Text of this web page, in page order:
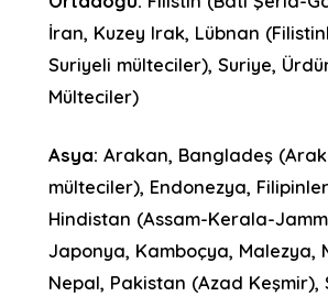
İran, Kuzey Irak, Lübnan
Suriyeli mülteciler), Suriye,
Mülteciler)
Asya: Arakan, Bangladeş
mülteciler), Endonezya,
Hindistan (Assam-Kerala-
Japonya, Kamboçya, Malezya,
Nepal, Pakistan (Azad Keşmir),